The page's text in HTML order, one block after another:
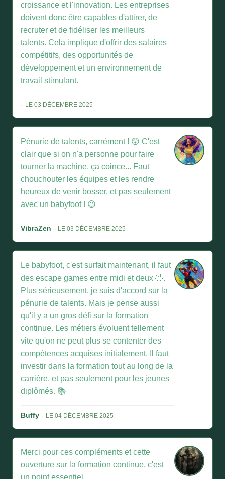
croissance et l'innovation. Les entreprises
doivent donc être capables d'attirer, de
recruter et de fidéliser les meilleurs
talents. Cela implique d'offrir des salaires
compétitifs, des opportunités de
développement et un environnement de
travail stimulant.
- LE 03 DÉCEMBRE 2025
Pénurie de talents, carrément ! 😲 C'est
clair que si on n'a personne pour faire
tourner la machine, ça coince... Faut
chouchouter les équipes et les rendre
heureux de venir bosser, et pas seulement
avec un babyfoot ! 😉
VibraZen - LE 03 DÉCEMBRE 2025
Le babyfoot, c'est surfait maintenant, il faut
des escape games entre midi et deux 🤣.
Plus sérieusement, je suis d'accord sur la
pénurie de talents. Mais je pense aussi
qu'il y a un gros défi sur la formation
continue. Les métiers évoluent tellement
vite qu'on ne peut plus se contenter des
compétences acquises initialement. Il faut
investir dans la formation tout au long de la
carrière, et pas seulement pour les jeunes
diplômés. 📚
Buffy - LE 04 DÉCEMBRE 2025
Merci pour ces compléments et cette
ouverture sur la formation continue, c'est